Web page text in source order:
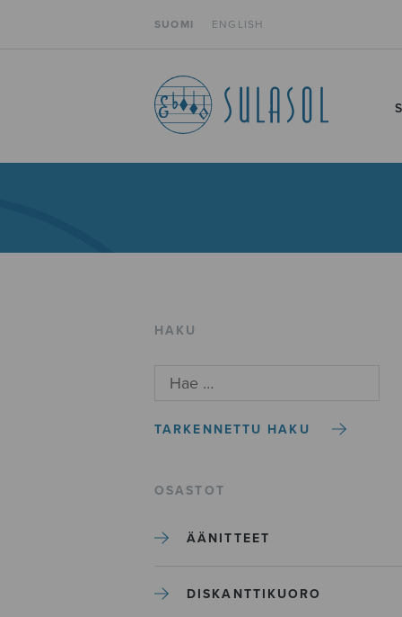
SUOMI ENGLISH
HAKU
TARKENNETTU HAKU
OSASTOT
ÄÄNITTEET
DISKANTTIKUORO